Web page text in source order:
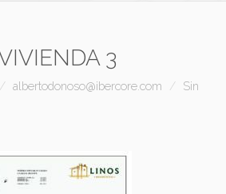
3
albertodonoso@ibercore.com
Sin